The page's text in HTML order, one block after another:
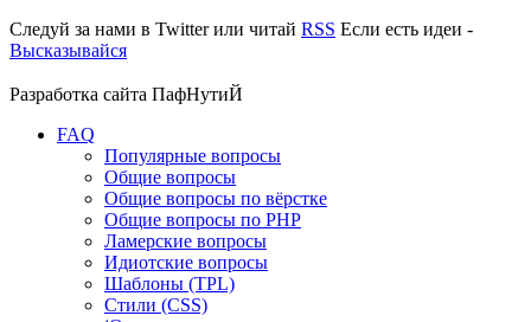
Следуй за нами в Twitterили читай RSS Если есть идеи -
Высказывайся
Разработка сайта ПафНутиЙ
FAQ
Популярные вопросы
Общие вопросы
Общие вопросы по вёрстке
Общие вопросы по PHP
Ламерские вопросы
Идиотские вопросы
Шаблоны (TPL)
Стили (CSS)